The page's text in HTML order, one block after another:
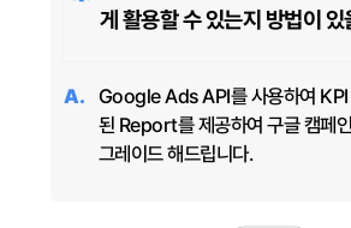
게 활용할 수 있는지 방법이
Google Ads API를 사용하여
된 Report를 제공하여 구글 캠페
그레이드 해드립니다.